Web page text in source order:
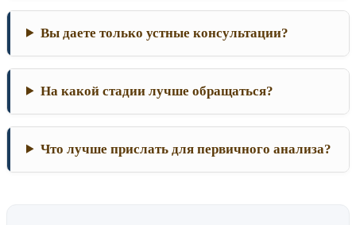
Вы даете только устные консультации?
На какой стадии лучше обращаться?
Что лучше прислать для первичного анализа?